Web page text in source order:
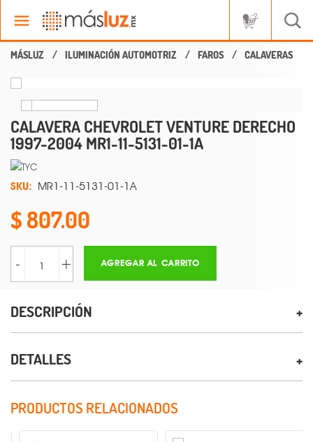
ILUMINACIÓN AUTOMOTRIZ FAROS CALAVERAS
CALAVERA CHEVROLET VENTURE DERECHO
1997-2004 MR1-11-5131-01-1A
SKU: MR1-11-5131-01-1A
807.00
- + AGREGAR AL CARRITO
DESCRIPCIÓN
DETALLES
PRODUCTOS RELACIONADOS